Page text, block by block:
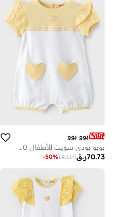
بوو بوو
بوبو بودي سويت للأطفال 100٪ قطن
ر.ق70.73
140.69
-50%